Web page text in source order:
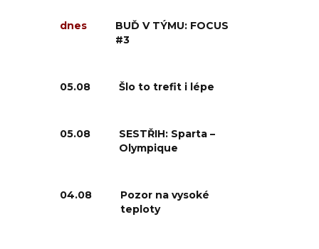
dnes
BUĎ V TÝMU: FOCUS
#3
05.08 Šlo to trefit i lépe
05.08
SESTŘIH: Sparta –
Olympique
04.08
Pozor na vysoké
teploty